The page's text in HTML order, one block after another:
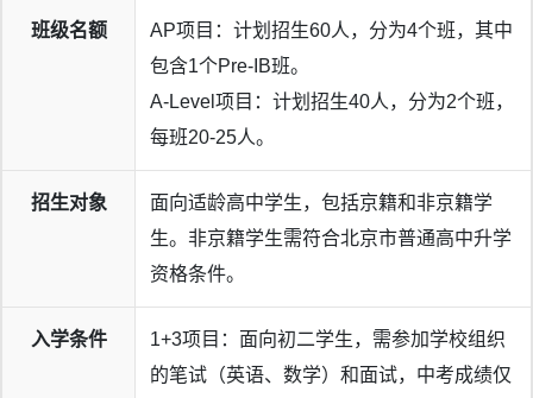
班级名额
AP项目：计划招生60人，分为4个班，其中
包含1个Pre-IB班。
A-Level项目：计划招生40人，分为2个班，
每班20-25人。
招生对象
面向适龄高中学生，包括京籍和非京籍学
生。非京籍学生需符合北京市普通高中升学
资格条件。
入学条件
1+3项目：面向初二学生，需参加学校组织
的笔试（英语、数学）和面试，中考成绩仅